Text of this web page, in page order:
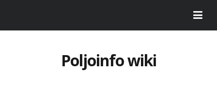
Poljoinfo wiki